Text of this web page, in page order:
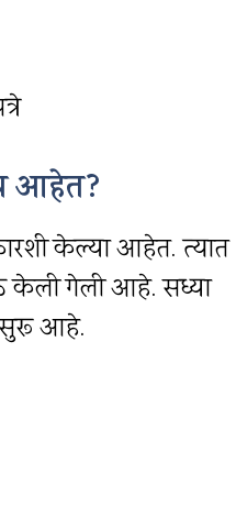
आहेत?
केल्या आहेत. त्यात
केली गेली आहे. सध्या
सुरू आहे.